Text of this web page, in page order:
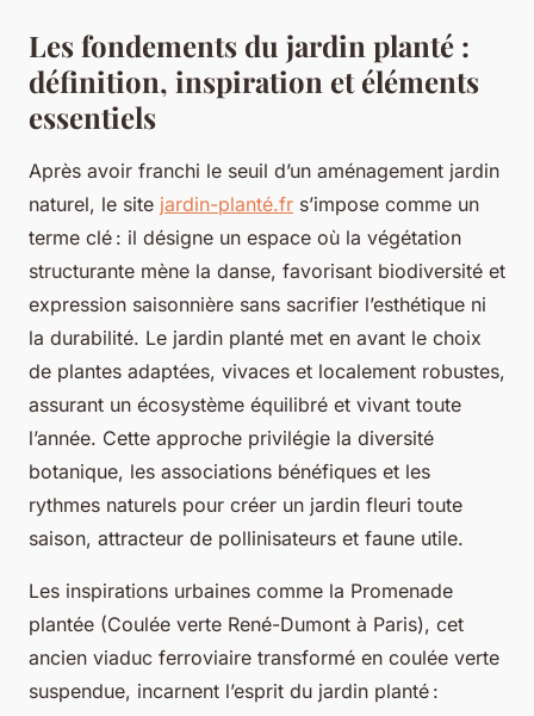
Les fondements du jardin planté :
définition, inspiration et éléments
essentiels
Après avoir franchi le seuil d’un aménagement jardin
naturel, le site jardin-planté.fr s’impose comme un
terme clé : il désigne un espace où la végétation
structurante mène la danse, favorisant biodiversité et
expression saisonnière sans sacrifier l’esthétique ni
la durabilité. Le jardin planté met en avant le choix
de plantes adaptées, vivaces et localement robustes,
assurant un écosystème équilibré et vivant toute
l’année. Cette approche privilégie la diversité
botanique, les associations bénéfiques et les
rythmes naturels pour créer un jardin fleuri toute
saison, attracteur de pollinisateurs et faune utile.
Les inspirations urbaines comme la Promenade
plantée (Coulée verte René-Dumont à Paris), cet
ancien viaduc ferroviaire transformé en coulée verte
suspendue, incarnent l’esprit du jardin planté :